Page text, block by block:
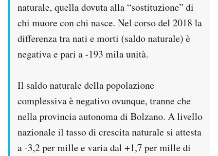
naturale, quella dovuta alla “sostituzione” di
chi muore con chi nasce. Nel corso del 2018 la
differenza tra nati e morti (saldo naturale) è
negativa e pari a -193 mila unità.
Il saldo naturale della popolazione
complessiva è negativo ovunque, tranne che
nella provincia autonoma di Bolzano. A livello
nazionale il tasso di crescita naturale si attesta
a -3,2 per mille e varia dal +1,7 per mille di